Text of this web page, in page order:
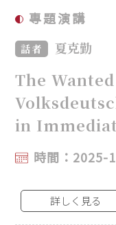
專題演講
話者 夏克勤
The
in
時間：2025-
詳しく見る